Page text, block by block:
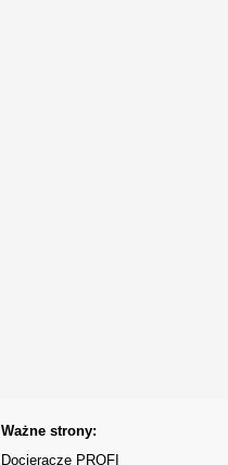
Ważne strony:
Docieracze PROFI